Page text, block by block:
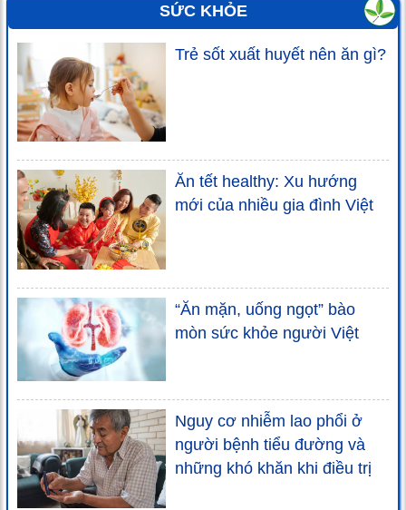
SỨC KHỎE
Trẻ sốt xuất huyết nên ăn gì?
Ăn tết healthy: Xu hướng
mới của nhiều gia đình Việt
“Ăn mặn, uống ngọt” bào
mòn sức khỏe người Việt
Nguy cơ nhiễm lao phổi ở
người bệnh tiểu đường và
những khó khăn khi điều trị